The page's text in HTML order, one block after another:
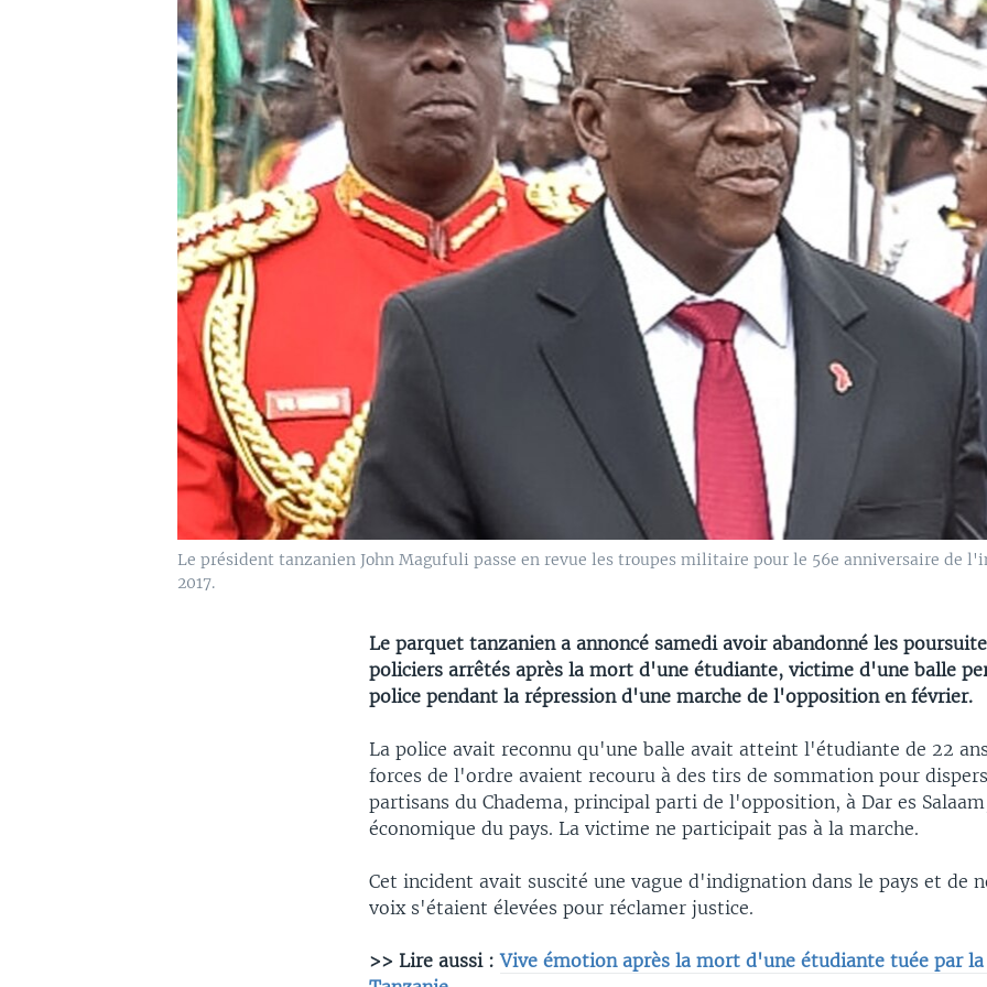
Le président tanzanien John Magufuli passe en revue les troupes militaire pour le 56e anniversaire de
2017.
Le parquet tanzanien a annoncé samedi avoir abandonné les
policiers arrêtés après la mort d'une étudiante, victime d'une balle
police pendant la répression d'une marche de l'opposition en février.
La police avait reconnu qu'une balle avait atteint l'étudiante de 22
forces de l'ordre avaient recouru à des tirs de sommation pour
partisans du Chadema, principal parti de l'opposition, à Dar es
économique du pays. La victime ne participait pas à la marche.
Cet incident avait suscité une vague d'indignation dans le pays et de
voix s'étaient élevées pour réclamer justice.
>> Lire aussi :Vive émotion après la mort d'une étudiante tuée par